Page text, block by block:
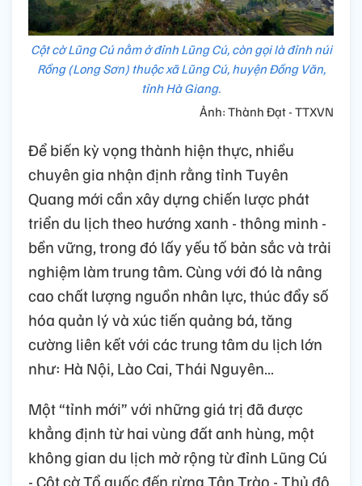
Cột cờ Lũng Cú nằm ở đỉnh Lũng Cú, còn gọi là đỉnh núi
Rồng (Long Sơn) thuộc xã Lũng Cú, huyện Đồng Văn,
tỉnh Hà Giang.
Ảnh: Thành Đạt - TTXVN
Để biến kỳ vọng thành hiện thực, nhiều
chuyên gia nhận định rằng tỉnh Tuyên
Quang mới cần xây dựng chiến lược phát
triển du lịch theo hướng xanh - thông minh -
bền vững, trong đó lấy yếu tố bản sắc và trải
nghiệm làm trung tâm. Cùng với đó là nâng
cao chất lượng nguồn nhân lực, thúc đẩy số
hóa quản lý và xúc tiến quảng bá, tăng
cường liên kết với các trung tâm du lịch lớn
như: Hà Nội, Lào Cai, Thái Nguyên…
Một “tỉnh mới” với những giá trị đã được
khẳng định từ hai vùng đất anh hùng, một
không gian du lịch mở rộng từ đỉnh Lũng Cú
- Cột cờ Tổ quốc đến rừng Tân Trào - Thủ đô